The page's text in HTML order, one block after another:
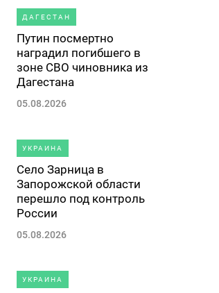
ДАГЕСТАН
Путин посмертно
наградил погибшего в
зоне СВО чиновника из
Дагестана
05.08.2026
УКРАИНА
Село Зарница в
Запорожской области
перешло под контроль
России
05.08.2026
УКРАИНА